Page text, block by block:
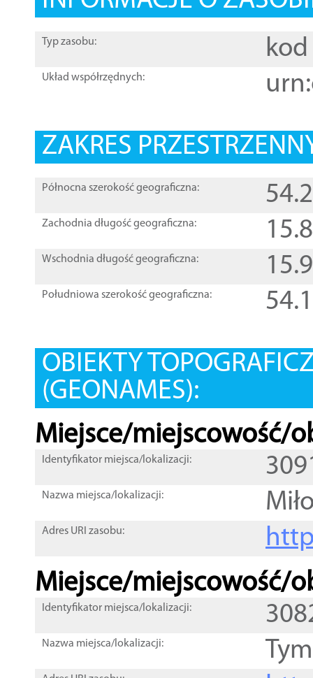
Typ zasobu: kod
Układ współrzędnych:
ZAKRES
Północna szerokość geograficzna:
Zachodnia długość geograficzna:
Wschodnia długość geograficzna:
Południowa szerokość geograficzna:
OBIEKTY
(GEONAMES):
Miejsce/miejscowość/
Identyfikator miejsca/lokalizacji:
Nazwa miejsca/lokalizacji:
Adres URI zasobu:
Miejsce/miejscowość/
Identyfikator miejsca/lokalizacji:
Nazwa miejsca/lokalizacji: